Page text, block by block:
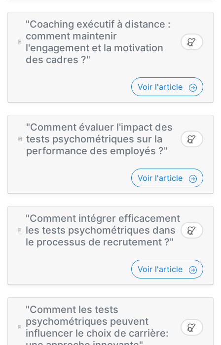
"Coaching exécutif à distance :
comment maintenir
l'engagement et la motivation
des cadres ?"
Voir l'article
"Comment évaluer l'impact des
tests psychométriques sur la
performance des employés ?"
Voir l'article
"Comment intégrer efficacement
les tests psychométriques dans
le processus de recrutement ?"
Voir l'article
"Comment les tests
psychométriques peuvent
influencer le choix de carrière: